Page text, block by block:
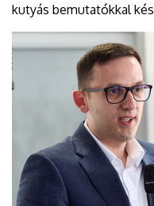
kutyás bemutatókkal